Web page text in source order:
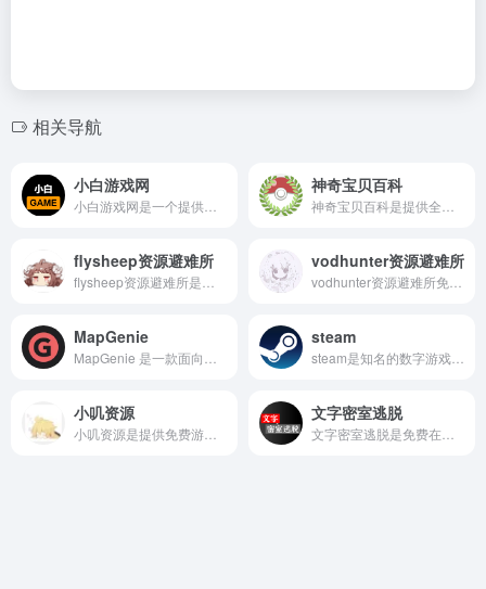
相关导航
小白游戏网 神奇宝贝百科
flysheep资源避难所 vodhunter资源避难所
MapGenie steam
小叽资源 文字密室逃脱